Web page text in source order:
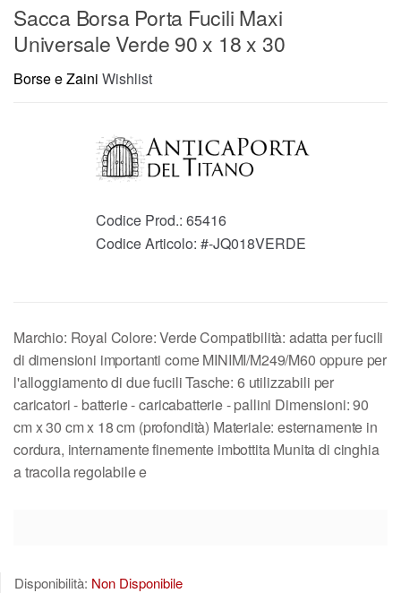
Sacca Borsa Porta Fucili Maxi
Universale Verde 90 x 18 x 30
Borse e Zaini Wishlist
Codice Prod.: 65416
Codice Articolo: #-JQ018VERDE
Marchio: Royal Colore: Verde Compatibilità: adatta per fucili
di dimensioni importanti come MINIMI/M249/M60 oppure per
l'alloggiamento di due fucili Tasche: 6 utilizzabili per
caricatori - batterie - caricabatterie - pallini Dimensioni: 90
cm x 30 cm x 18 cm (profondità) Materiale: esternamente in
cordura, internamente finemente imbottita Munita di cinghia
a tracolla regolabile e
Disponibilità: Non Disponibile